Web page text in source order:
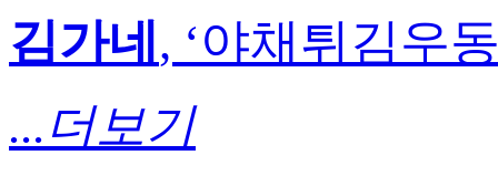
김가네 , ‘야채튀김우
...더보기